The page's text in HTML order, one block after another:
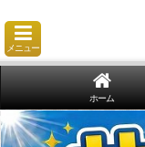
メニュー
ホーム